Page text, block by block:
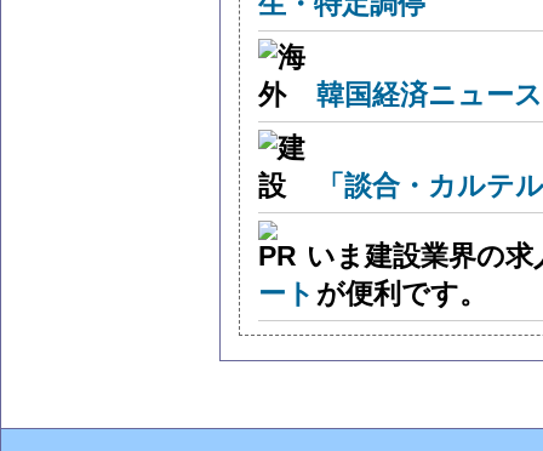
韓国経済ニュー
「談合・カルテ
いま建設業界の
ート が便利です。